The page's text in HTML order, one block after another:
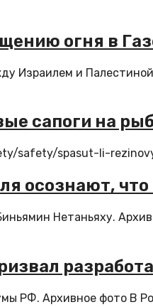
огня в
Израилем и
сапоги на
safety/spasut-li-
осознают,
Нетаньяху.
РФ. Архивное фото В